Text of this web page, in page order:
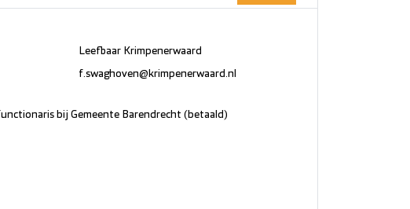
Leefbaar Krimpenerwaard
f.swaghoven@krimpenerwaard.nl
bij Gemeente Barendrecht (betaald)